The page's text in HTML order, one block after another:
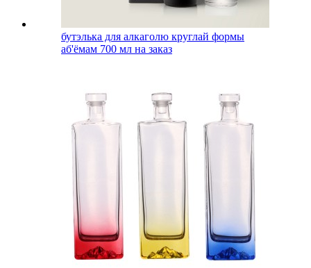
бутэлька для алкаголю круглай формы
аб'ёмам 700 мл на заказ